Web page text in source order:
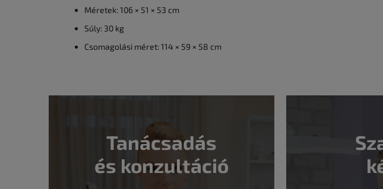
Méretek: 106 × 51 × 53 cm
Súly: 30 kg
Csomagolási méret: 114 × 59 × 58 cm
Tanácsadás
és konzultáció